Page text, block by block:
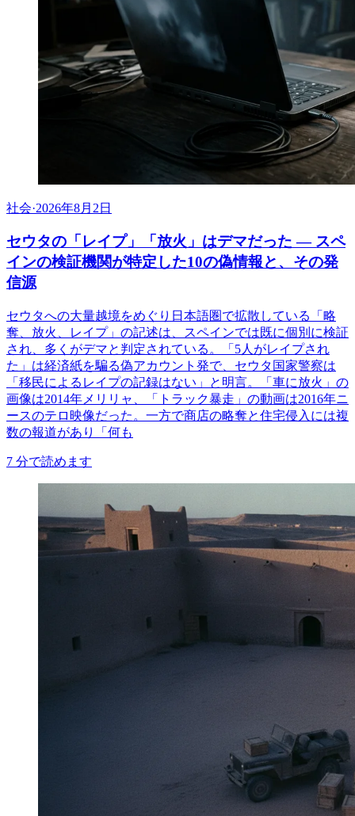
社会·2026年8月2日
セウタの「レイプ」「放火」はデマだった ― スペ
インの検証機関が特定した10の偽情報と、その発
信源
セウタへの大量越境をめぐり日本語圏で拡散している「略
奪、放火、レイプ」の記述は、スペインでは既に個別に検証
され、多くがデマと判定されている。「5人がレイプされ
た」は経済紙を騙る偽アカウント発で、セウタ国家警察は
「移民によるレイプの記録はない」と明言。「車に放火」の
画像は2014年メリリャ、「トラック暴走」の動画は2016年ニ
ースのテロ映像だった。一方で商店の略奪と住宅侵入には複
数の報道があり「何も
7 分で読めます